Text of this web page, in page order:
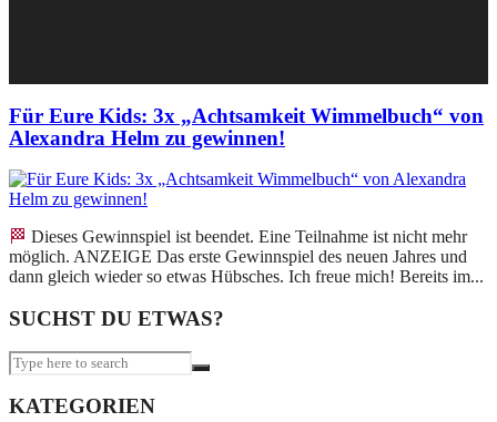
Für Eure Kids: 3x „Achtsamkeit Wimmelbuch“ von
Alexandra Helm zu gewinnen!
🏁 Dieses Gewinnspiel ist beendet. Eine Teilnahme ist nicht mehr
möglich. ANZEIGE Das erste Gewinnspiel des neuen Jahres und
dann gleich wieder so etwas Hübsches. Ich freue mich! Bereits im...
SUCHST DU ETWAS?
KATEGORIEN